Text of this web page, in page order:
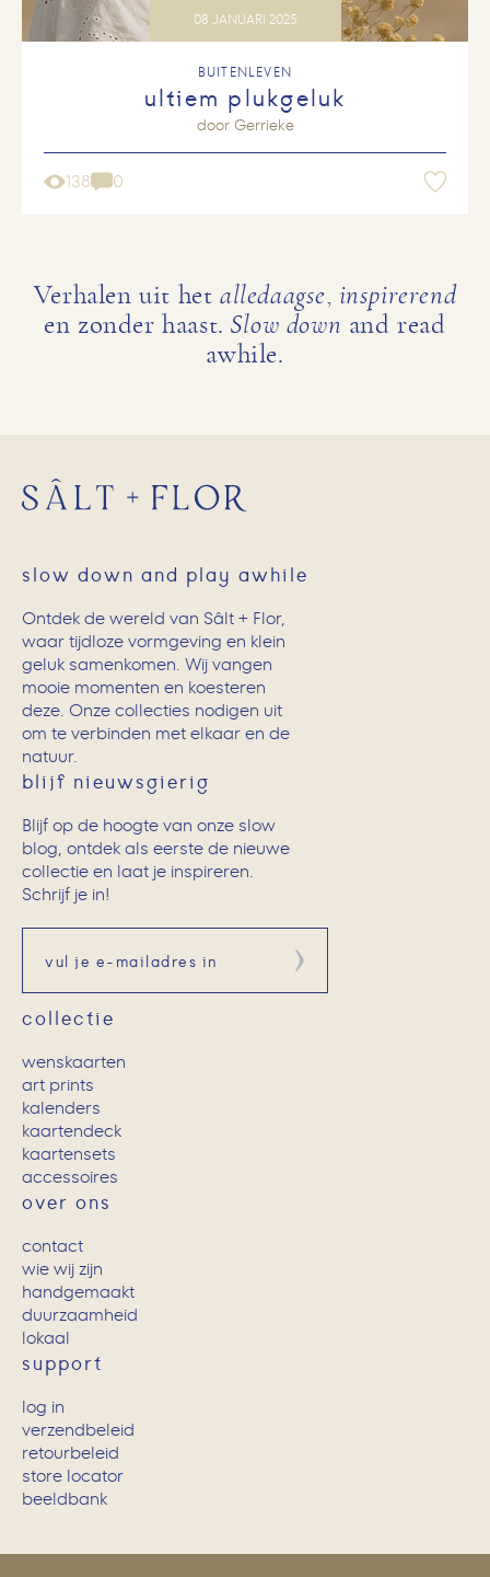
08 JANUARI 2025
BUITENLEVEN
ultiem plukgeluk
door Gerrieke
138 0
Verhalen uit het alledaagse, inspirerend
en zonder haast. Slow down and read
awhile.
slow down and play awhile
Ontdek de wereld van Sâlt + Flor,
waar tijdloze vormgeving en klein
geluk samenkomen. Wij vangen
mooie momenten en koesteren
deze. Onze collecties nodigen uit
om te verbinden met elkaar en de
natuur.
blijf nieuwsgierig
Blijf op de hoogte van onze slow
blog, ontdek als eerste de nieuwe
collectie en laat je inspireren.
Schrijf je in!
Aanmelden
collectie
wenskaarten
art prints
kalenders
kaartendeck
kaartensets
accessoires
over ons
contact
wie wij zijn
handgemaakt
duurzaamheid
lokaal
support
log in
verzendbeleid
retourbeleid
store locator
beeldbank